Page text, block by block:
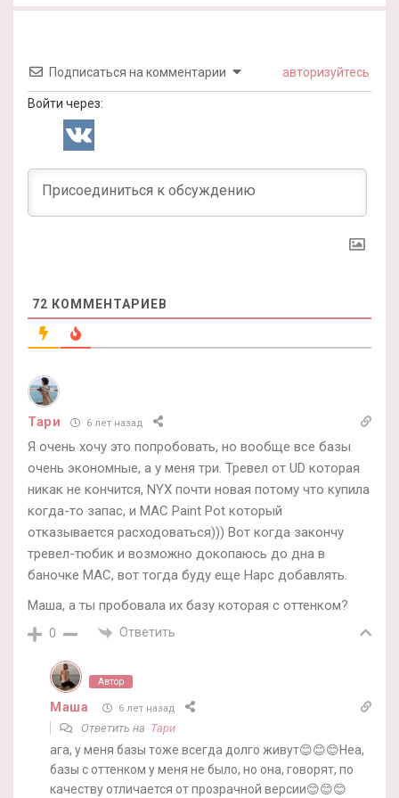
Подписаться на комментарии авторизуйтесь
Войти через:
72 КОММЕНТАРИЕВ
Тари 6 лет назад
Я очень хочу это попробовать, но вообще все базы
очень экономные, а у меня три. Тревел от UD которая
никак не кончится, NYX почти новая потому что купила
когда-то запас, и MAC Paint Pot который
отказывается расходоваться))) Вот когда закончу
тревел-тюбик и возможно докопаюсь до дна в
баночке МАС, вот тогда буду еще Нарс добавлять.
Маша, а ты пробовала их базу которая с оттенком?
0 Ответить
Автор
Маша 6 лет назад
Ответить на Тари
ага, у меня базы тоже всегда долго живут😊😊😊Неа,
базы с оттенком у меня не было, но она, говорят, по
качеству отличается от прозрачной версии😊😊😊